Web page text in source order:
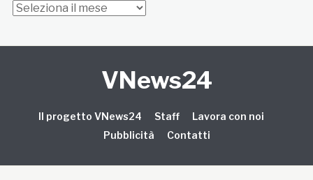
Archivi
VNews24
Il progetto VNews24 Staff
Lavora con noi
Pubblicità
Contatti